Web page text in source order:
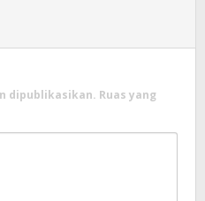
dipublikasikan. Ruas yang